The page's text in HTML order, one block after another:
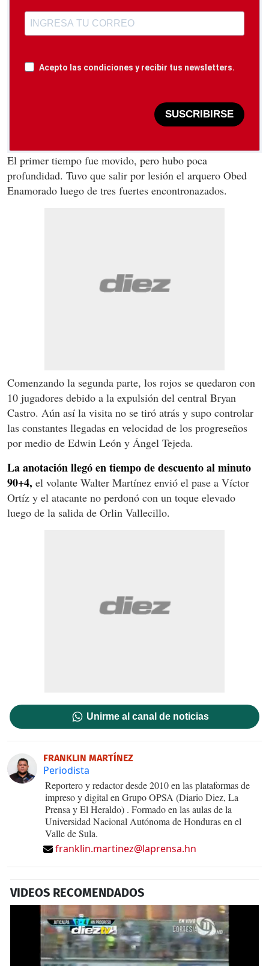
Acepto las condiciones y recibir tus newsletters.
SUSCRIBIRSE
El primer tiempo fue movido, pero hubo poca
profundidad. Tuvo que salir por lesión el arquero Obed
Enamorado luego de tres fuertes encontronazados.
Comenzando la segunda parte, los rojos se quedaron con
10 jugadores debido a la expulsión del central Bryan
Castro. Aún así la visita no se tiró atrás y supo controlar
las constantes llegadas en velocidad de los progreseños
por medio de Edwin León y Ángel Tejeda.
La anotación llegó en tiempo de descuento al minuto
90+4, el volante Walter Martínez envió el pase a Víctor
Ortíz y el atacante no perdonó con un toque elevado
luego de la salida de Orlin Vallecillo.
Unirme al canal de noticias
FRANKLIN MARTÍNEZ
Periodista
Reportero y redactor desde 2010 en las plataformas de
impreso y digital en Grupo OPSA (Diario Diez, La
Prensa y El Heraldo) . Formado en las aulas de la
Universidad Nacional Autónoma de Honduras en el
Valle de Sula.
franklin.martinez@laprensa.hn
VIDEOS RECOMENDADOS